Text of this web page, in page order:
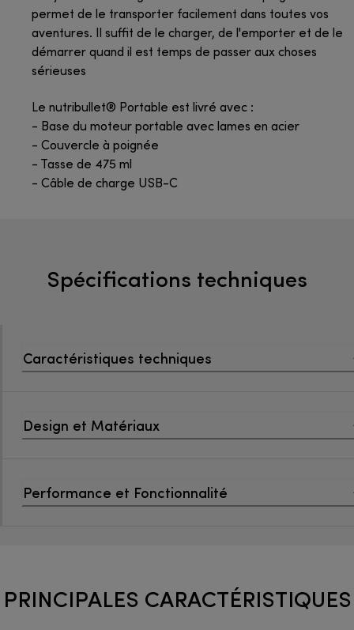
permet de le transporter facilement dans toutes vos
aventures. Il suffit de le charger, de l'emporter et de le
démarrer quand il est temps de passer aux choses
sérieuses
Le nutribullet® Portable est livré avec :
- Base du moteur portable avec lames en acier
- Couvercle à poignée
- Tasse de 475 ml
- Câble de charge USB-C
Spécifications techniques
Caractéristiques techniques
Design et Matériaux
Performance et Fonctionnalité
PRINCIPALES CARACTÉRISTIQUES